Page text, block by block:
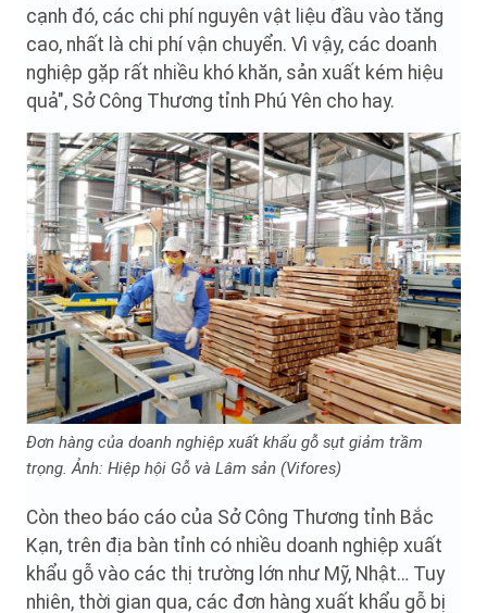
cạnh đó, các chi phí nguyên vật liệu đầu vào tăng
cao, nhất là chi phí vận chuyển. Vì vậy, các doanh
nghiệp gặp rất nhiều khó khăn, sản xuất kém hiệu
quả", Sở Công Thương tỉnh Phú Yên cho hay.
Đơn hàng của doanh nghiệp xuất khẩu gỗ sụt giảm trầm
trọng. Ảnh: Hiệp hội Gỗ và Lâm sản (Vifores)
Còn theo báo cáo của Sở Công Thương tỉnh Bắc
Kạn, trên địa bàn tỉnh có nhiều doanh nghiệp xuất
khẩu gỗ vào các thị trường lớn như Mỹ, Nhật… Tuy
nhiên, thời gian qua, các đơn hàng xuất khẩu gỗ bị